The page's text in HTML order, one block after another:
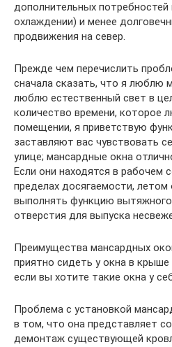
дополнительных потребностей
охлаждении) и менее
продвижения на север.
Прежде чем перечислить
сначала сказать, что я люблю
люблю естественный свет в
количество времени, которое
помещении, я приветствую
заставляют вас чувствовать
улице; мансардные окна
Если они находятся в рабочем
пределах досягаемости, летом
выполнять функцию
отверстия для выпуска
Преимущества мансардных
приятно сидеть у окна в
если вы хотите такие окна у
Проблема с установкой
в том, что она представляет
демонтаж существующей